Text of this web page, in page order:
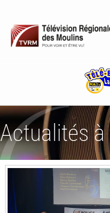
Actualités